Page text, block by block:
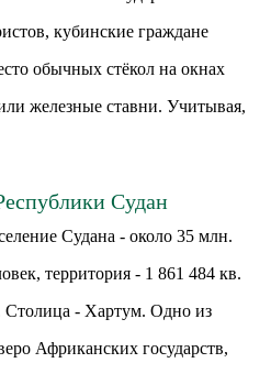
кубинские граждане
обычных стёкол на окнах
железные ставни. Учитывая,
Судан
Судана - около 35 млн.
территория - 1 861 484 кв.
Столица - Хартум. Одно из
Африканских государств,